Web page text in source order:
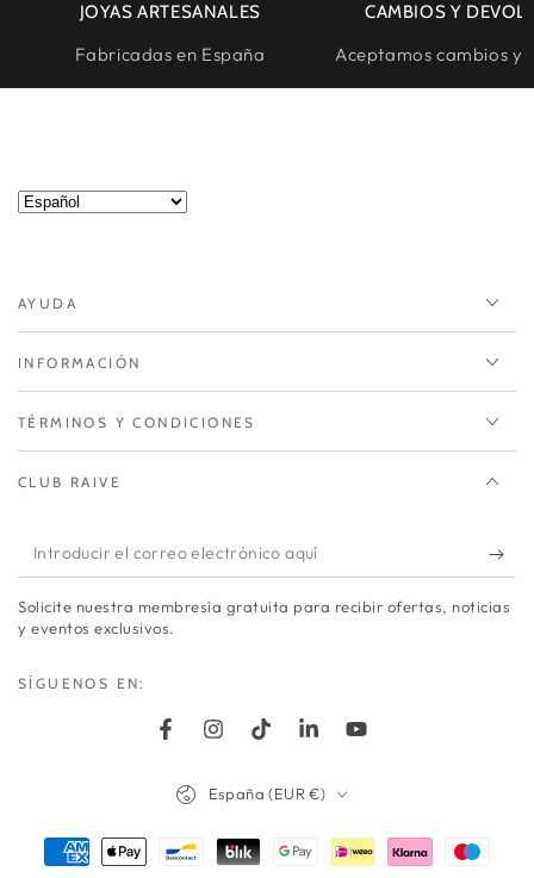
JOYAS ARTESANALES
Fabricadas en España
CAMBIOS Y
Aceptamos cambios y
AYUDA
INFORMACIÓN
TÉRMINOS Y CONDICIONES
CLUB RAIVE
Introducir
el
correo
aquí
Solicite nuestra membresía gratuita para recibir ofertas, noticias
y eventos exclusivos.
SÍGUENOS EN:
FacebookInstagramTikTokLinkedInYouTube
España (EUR €)
Métodos